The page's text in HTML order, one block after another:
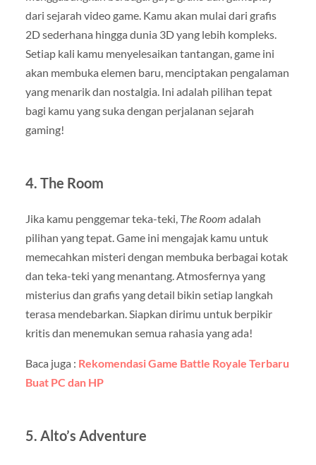
dari sejarah video game. Kamu akan mulai dari grafis
2D sederhana hingga dunia 3D yang lebih kompleks.
Setiap kali kamu menyelesaikan tantangan, game ini
akan membuka elemen baru, menciptakan pengalaman
yang menarik dan nostalgia. Ini adalah pilihan tepat
bagi kamu yang suka dengan perjalanan sejarah
gaming!
4. The Room
Jika kamu penggemar teka-teki, The Room adalah
pilihan yang tepat. Game ini mengajak kamu untuk
memecahkan misteri dengan membuka berbagai kotak
dan teka-teki yang menantang. Atmosfernya yang
misterius dan grafis yang detail bikin setiap langkah
terasa mendebarkan. Siapkan dirimu untuk berpikir
kritis dan menemukan semua rahasia yang ada!
Baca juga : Rekomendasi Game Battle Royale Terbaru
Buat PC dan HP
5. Alto’s Adventure